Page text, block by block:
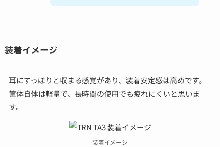
装着イメージ
耳にすっぽりと収まる感覚があり、装着安定感は高めです。
筐体自体は軽量で、長時間の使用でも疲れにくいと思いま
す。
装着イメージ